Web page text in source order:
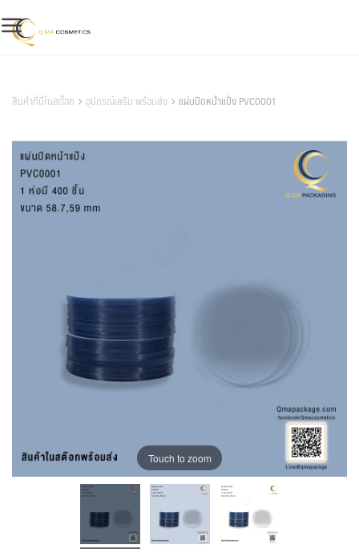
to
content
สินค้าที่มีในสต๊อก อุปกรณ์เสริม พร้อมส่ง แผ่นปิดหน้าแป้ง PVC0001
Touch to zoom